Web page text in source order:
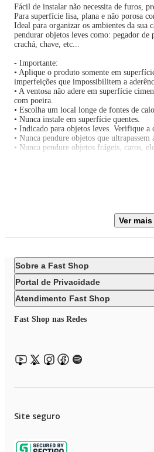
Fácil de instalar não necessita de furos,
Para superfície lisa, plana e não porosa
Ideal para organizar os ambientes da sua
pendurar objetos leves como: pegador de
crachá, chave, etc...
- Importante:
• Aplique o produto somente em
imperfeições que impossibilitem a
• A ventosa não adere em superfície
com poeira.
• Escolha um local longe de fontes de
• Nunca instale em superfície quentes.
• Indicado para objetos leves. Verifique a
• Nunca pendure objetos que ultrapassem
• Nunca pendure objetos frágeis, caros,
Ver mais
Sobre a Fast Shop
Portal de Privacidade
Atendimento Fast Shop
Fast Shop nas Redes
Site seguro